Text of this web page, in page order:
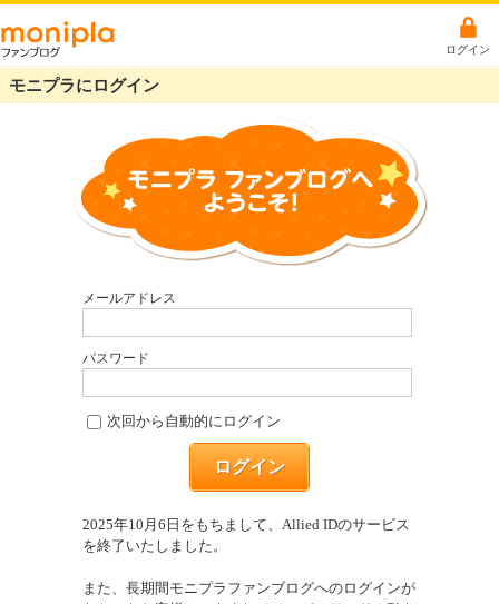
ログイン
モニプラにログイン
メールアドレス
パスワード
次回から自動的にログイン
ログイン
2025年10月6日をもちまして、Allied IDのサービス
を終了いたしました。
また、長期間モニプラファンブログへのログインが